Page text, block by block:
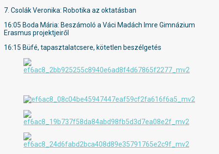
7. Csolák Veronika: Robotika az oktatásban
16:05 Boda Mária: Beszámoló a Váci Madách Imre Gimnázium
Erasmus projektjeiről
16:15 Büfé, tapasztalatcsere, kötetlen beszélgetés